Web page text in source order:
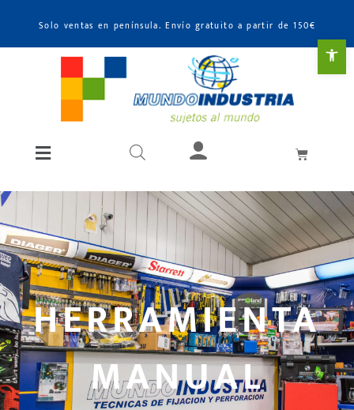
Solo ventas en península. Envío gratuito a partir de 150€
HERRAMIENTA
MANUAL